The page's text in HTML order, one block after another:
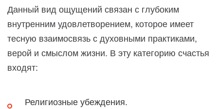
Данный вид ощущений связан с глубоким
внутренним удовлетворением, которое имеет
тесную взаимосвязь с духовными практиками,
верой и смыслом жизни. В эту категорию счастья
входят:
Религиозные убеждения.